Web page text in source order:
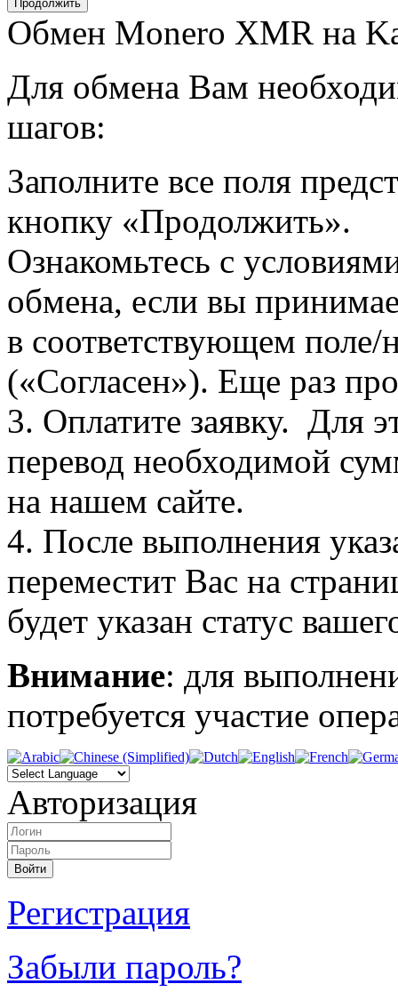
Обмен Monero XMR на
Для обмена Вам
шагов:
Заполните все поля
кнопку «Продолжить».
Ознакомьтесь с
обмена, если вы
в соответствующем
(«Согласен»). Еще раз
3. Оплатите заявку. Для
перевод необходимой
на нашем сайте.
4. После выполнения
переместит Вас на
будет указан статус
Внимание: для
потребуется участие
Авторизация
Регистрация
Забыли пароль?